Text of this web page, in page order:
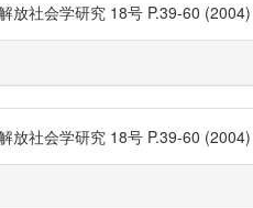
放社会学研究 18号 P.39-60
放社会学研究 18号 P.39-60